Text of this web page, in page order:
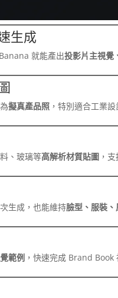
生成
就能產出投影片主視覺
擬真產品照 ，特別適合工業
、玻璃等高解析材質貼圖 ，
生成，也能維持臉型、服裝
範例 ，快速完成 Brand Book